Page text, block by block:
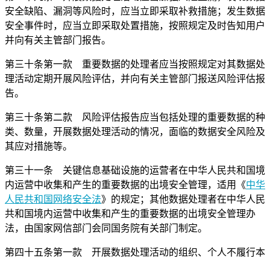
安全缺陷、漏洞等风险时，应当立即采取补救措施；发生数据
安全事件时，应当立即采取处置措施，按照规定及时告知用户
并向有关主管部门报告。
第三十条第一款 重要数据的处理者应当按照规定对其数据处
理活动定期开展风险评估，并向有关主管部门报送风险评估报
告。
第三十条第二款 风险评估报告应当包括处理的重要数据的种
类、数量，开展数据处理活动的情况，面临的数据安全风险及
其应对措施等。
第三十一条 关键信息基础设施的运营者在中华人民共和国境
内运营中收集和产生的重要数据的出境安全管理，适用《中华
人民共和国网络安全法》的规定；其他数据处理者在中华人民
共和国境内运营中收集和产生的重要数据的出境安全管理办
法，由国家网信部门会同国务院有关部门制定。
第四十五条第一款 开展数据处理活动的组织、个人不履行本